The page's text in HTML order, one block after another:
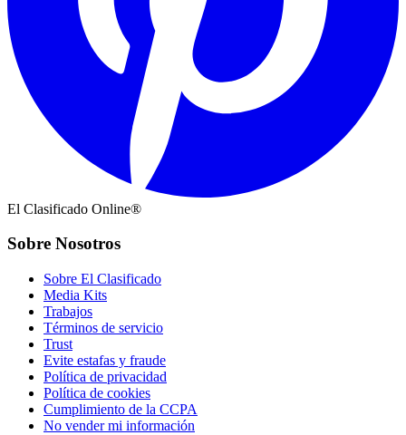
El Clasificado Online®
Sobre Nosotros
Sobre El Clasificado
Media Kits
Trabajos
Términos de servicio
Trust
Evite estafas y fraude
Política de privacidad
Política de cookies
Cumplimiento de la CCPA
No vender mi información